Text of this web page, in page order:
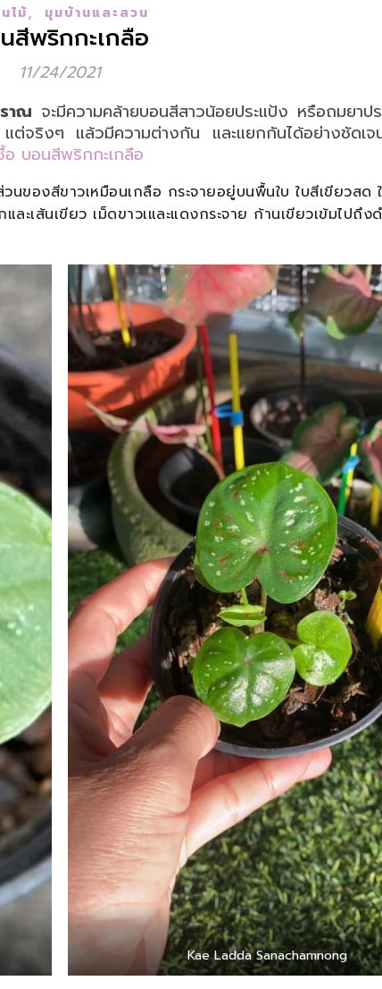
ไม้, มุมบ้านและสวน
สีพริก​กะ​เกลือ
11/24/2021
าณ จะมีความคล้ายบอนสีสาวน้อยประแป้ง หรือถมยาป
แต่จริงๆ แล้วมีความต่างกัน และแยกกันได้อย่างชัดเจ
บอนสีพริก​กะ​เกลือ
นของสีขาวเหมือนเกลือ กระจายอยู่บนพื้นใบ ใบสีเขียวสด
ะเส้นเขียว เม็ดขาวเและแดงกระจาย ก้านเขียวเข้มไปถึง
Kae Ladda Sanachamnong